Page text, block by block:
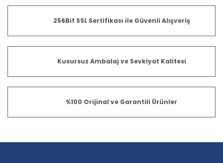
256Bit SSL Sertifikası ile Güvenli Alışveriş
Kusursuz Ambalaj ve Sevkiyat Kalitesi
%100 Orijinal ve Garantili Ürünler